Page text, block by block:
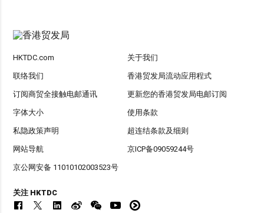
HKTDC.com 关于我们
联络我们 香港贸发局流动应用程式
订阅商贸全接触电邮通讯 更新您的香港贸发局电邮订阅
字体大小 使用条款
私隐政策声明 超连结条款及细则
网站导航 京ICP备09059244号
京公网安备 11010102003523号
关注 HKTDC